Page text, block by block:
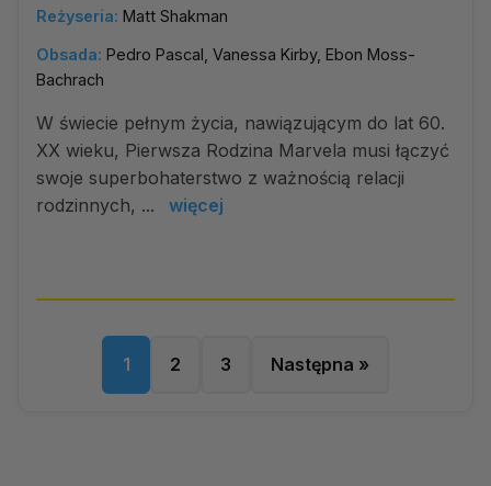
Reżyseria: Matt Shakman
Obsada: Pedro Pascal, Vanessa Kirby, Ebon Moss-
Bachrach
W świecie pełnym życia, nawiązującym do lat 60.
XX wieku, Pierwsza Rodzina Marvela musi łączyć
swoje superbohaterstwo z ważnością relacji
rodzinnych, ...
więcej
1 2 3 Następna »